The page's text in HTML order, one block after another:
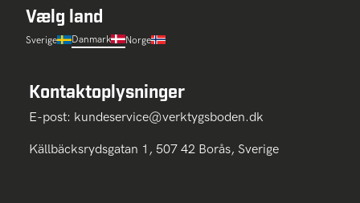
Vælg land
Sverige Danmark Norge
Kontaktoplysninger
E-post: kundeservice@verktygsboden.dk
Källbäcksrydsgatan 1, 507 42 Borås, Sverige